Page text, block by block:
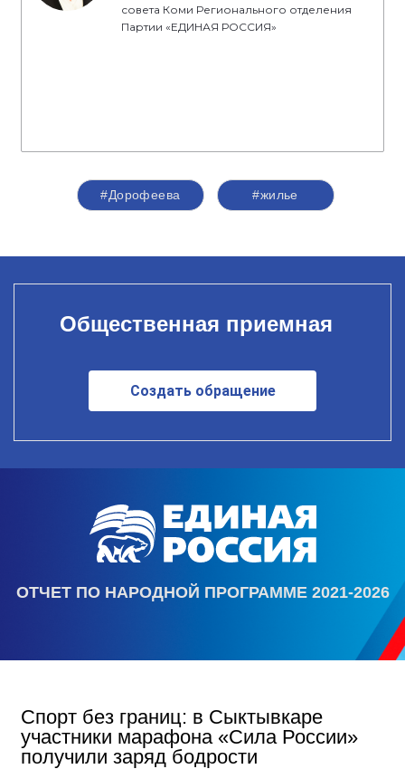
совета Коми Регионального отделения
Партии «ЕДИНАЯ РОССИЯ»
#Дорофеева #жилье
Общественная приемная
Создать обращение
ОТЧЕТ ПО НАРОДНОЙ ПРОГРАММЕ 2021-2026
Спорт без границ: в Сыктывкаре
участники марафона «Сила России»
получили заряд бодрости